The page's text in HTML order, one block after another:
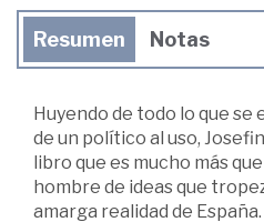
Resumen Notas
Huyendo de todo lo que se
de un político al uso,
libro que es mucho más
hombre de ideas que
amarga realidad de